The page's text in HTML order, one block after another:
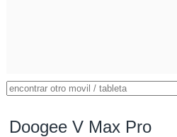
Doogee V Max Pro